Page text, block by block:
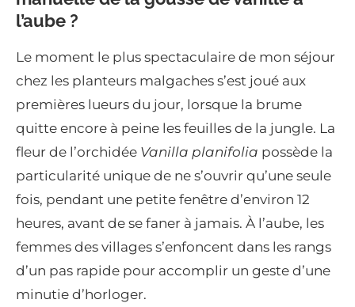
l’aube ?
Le moment le plus spectaculaire de mon séjour
chez les planteurs malgaches s’est joué aux
premières lueurs du jour, lorsque la brume
quitte encore à peine les feuilles de la jungle. La
fleur de l’orchidée Vanilla planifolia possède la
particularité unique de ne s’ouvrir qu’une seule
fois, pendant une petite fenêtre d’environ 12
heures, avant de se faner à jamais. À l’aube, les
femmes des villages s’enfoncent dans les rangs
d’un pas rapide pour accomplir un geste d’une
minutie d’horloger.